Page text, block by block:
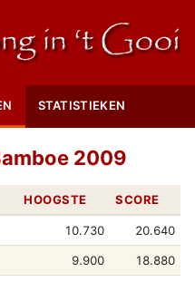
STATISTIEKEN
2009
HOOGSTE SCORE
10.730 20.640
9.900 18.880